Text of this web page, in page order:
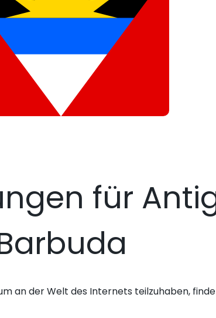
für
an der Welt des Internets teilzuhaben,